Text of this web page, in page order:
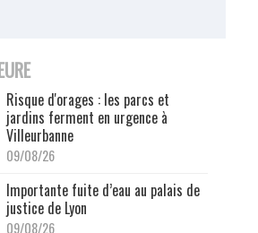
Risque d'orages : les parcs et
jardins ferment en urgence à
Villeurbanne
09/08/26
Importante fuite d’eau au palais de
justice de Lyon
09/08/26